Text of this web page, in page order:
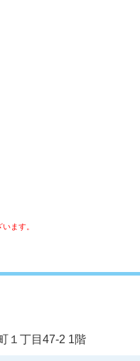
ます。
１丁目47-2 1階